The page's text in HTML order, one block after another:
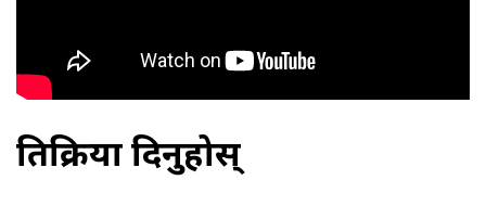
प्रतिक्रिया दिनुहोस्